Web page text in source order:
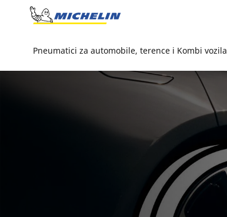
Go to page content
Pneumatici za automobile, terence i Kombi vozila